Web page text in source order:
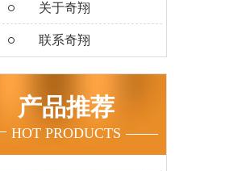
关于奇翔
联系奇翔
产品推荐
HOT PRODUCTS